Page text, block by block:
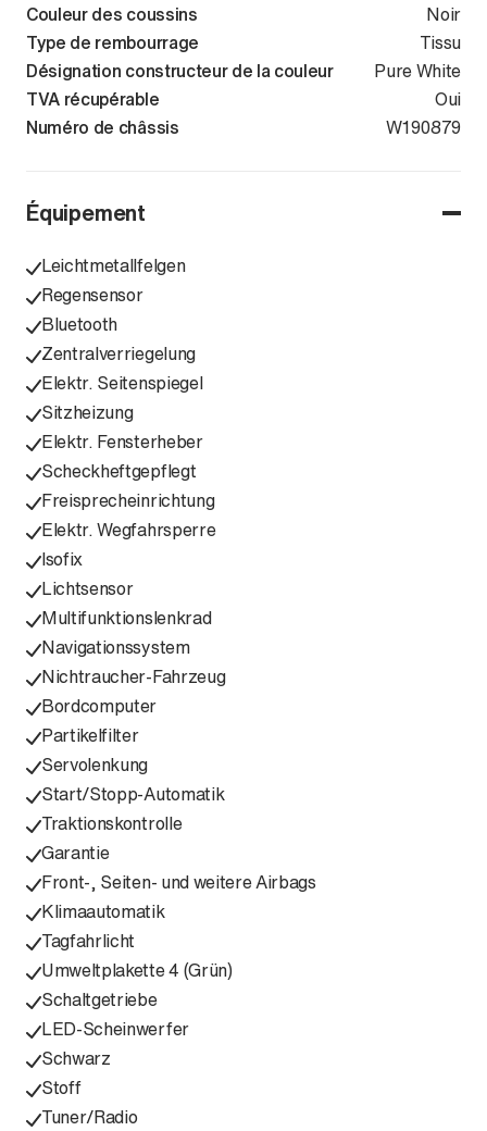
Couleur des coussins
Noir
Type de rembourrage
Tissu
Désignation constructeur de la couleur
Pure White
TVA récupérable
Oui
Numéro de châssis
WVWZZZCDZNW190879
Équipement
Leichtmetallfelgen
Regensensor
Bluetooth
Zentralverriegelung
Elektr. Seitenspiegel
Sitzheizung
Elektr. Fensterheber
Scheckheftgepflegt
Freisprecheinrichtung
Elektr. Wegfahrsperre
Isofix
Lichtsensor
Multifunktionslenkrad
Navigationssystem
Nichtraucher-Fahrzeug
Bordcomputer
Partikelfilter
Servolenkung
Start/Stopp-Automatik
Traktionskontrolle
Garantie
Front-, Seiten- und weitere Airbags
Klimaautomatik
Tagfahrlicht
Umweltplakette 4 (Grün)
Schaltgetriebe
LED-Scheinwerfer
Schwarz
Stoff
Tuner/Radio